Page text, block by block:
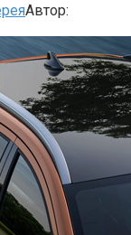
Автор: